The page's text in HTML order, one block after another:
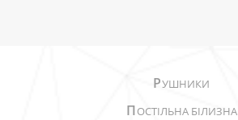
РУШНИКИ
ПОСТІЛЬНА БІЛИЗНА